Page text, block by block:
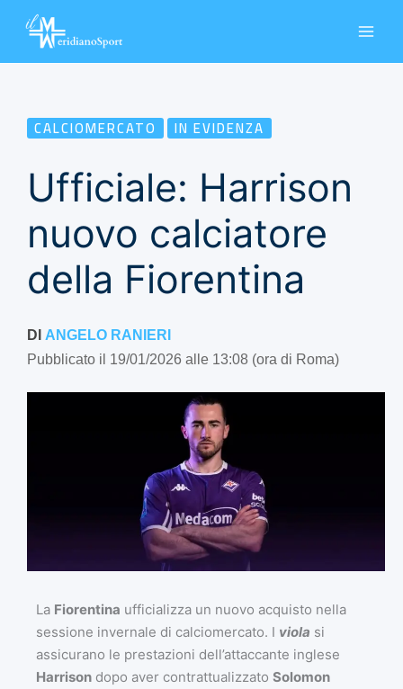
CALCIOMERCATO IN EVIDENZA
Ufficiale: Harrison
nuovo calciatore
della Fiorentina
DI ANGELO RANIERI
Pubblicato il 19/01/2026 alle 13:08 (ora di Roma)
La Fiorentina ufficializza un nuovo acquisto nella
sessione invernale di calciomercato. I viola si
assicurano le prestazioni dell’attaccante inglese
Harrison dopo aver contrattualizzato Solomon